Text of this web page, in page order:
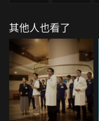
其他人也看了